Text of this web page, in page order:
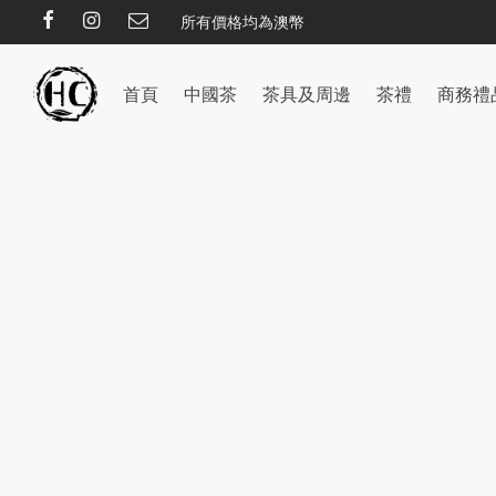
所有價格均為澳幣
首頁 中國茶 茶具及周邊 茶禮 商務禮